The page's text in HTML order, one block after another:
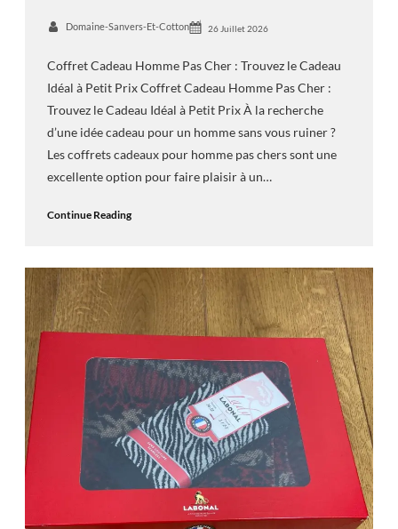
Domaine-Sanvers-Et-Cotton 26 Juillet 2026
Coffret Cadeau Homme Pas Cher : Trouvez le Cadeau
Idéal à Petit Prix Coffret Cadeau Homme Pas Cher :
Trouvez le Cadeau Idéal à Petit Prix À la recherche
d’une idée cadeau pour un homme sans vous ruiner ?
Les coffrets cadeaux pour homme pas chers sont une
excellente option pour faire plaisir à un…
Continue Reading